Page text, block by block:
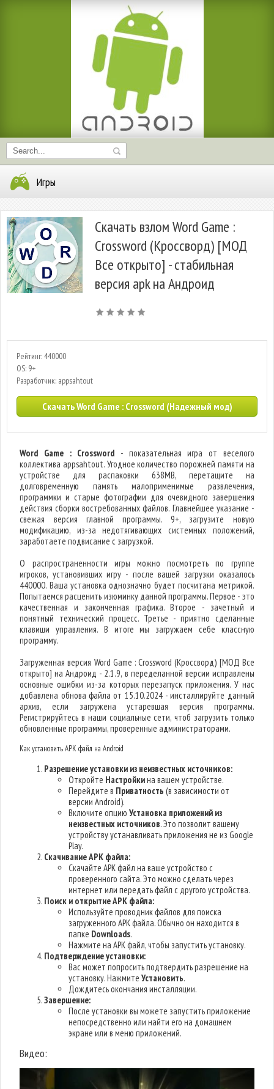
Игры
Скачать взлом Word Game :
Crossword (Кроссворд) [МОД
Все открыто] - стабильная
версия apk на Андроид
Рейтинг: 440000
OS: 9+
Разработчик: appsahtout
Скачать Word Game : Crossword (Надежный мод)
Word Game : Crossword - показательная игра от веселого
коллектива appsahtout. Угодное количество порожней памяти на
устройстве для распаковки 638MB, перетащите на
долговременную память малоприменимые развлечения,
программки и старые фотографии для очевидного завершения
действия сборки востребованных файлов. Главнейшее указание -
свежая версия главной программы. 9+, загрузите новую
модификацию, из-за недотягивающих системных положений,
заработаете подвисание с загрузкой.
О распространенности игры можно посмотреть по группе
игроков, установивших игру - после вашей загрузки оказалось
440000. Ваша установка однозначно будет посчитана метрикой.
Попытаемся расценить изюминку данной программы. Первое - это
качественная и законченная графика. Второе - зачетный и
понятный технический процесс. Третье - приятно сделанные
клавиши управления. В итоге мы загружаем себе классную
программу.
Загруженная версия Word Game : Crossword (Кроссворд) [МОД Все
открыто] на Андроид - 2.1.9, в переделанной версии исправлены
основные ошибки из-за которых перезапуск приложения. У нас
добавлена обнова файла от 15.10.2024 - инсталлируйте данный
архив, если загружена устаревшая версия программы.
Регистрируйтесь в наши социальные сети, чтоб загрузить только
обновленные программы, проверенные администраторами.
Как установить APK файл на Android
Разрешение установки из неизвестных источников:
Откройте Настройкина вашем устройстве.
Перейдите в Приватность (в зависимости от
версии Android).
Включите опциюУстановка приложений из
неизвестных источников. Это позволит вашему
устройству устанавливать приложения не из Google
Play.
Скачивание APK файла:
Скачайте APK файл на ваше устройство с
проверенного сайта. Это можно сделать через
интернет или передать файл с другого устройства.
Поиск и открытие APK файла:
Используйте проводник файлов для поиска
загруженного APK файла. Обычно он находится в
папке Downloads.
Нажмите на APK файл, чтобы запустить установку.
Подтверждение установки:
Вас может попросить подтвердить разрешение на
установку. НажмитеУстановить.
Дождитесь окончания инсталляции.
Завершение:
После установки вы можете запустить приложение
непосредственно или найти его на домашнем
экране или в меню приложений.
Видео: